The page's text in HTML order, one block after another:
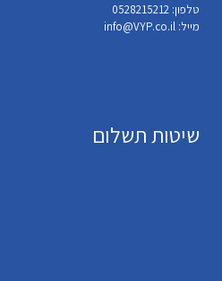
טלפון: 0528215212
מייל: info@VYP.co.il
שיטות תשלום